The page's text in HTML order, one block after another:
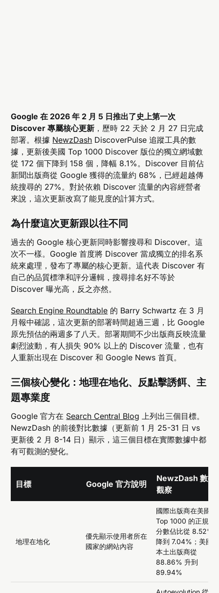
Google 在 2026 年 2 月 5 日推出了史上第一次
Discover 專屬核心更新 ，歷時 22 天於 2 月 27 日完成
部署。根據 NewzDash DiscoverPulse 追蹤工具的數
據，更新後美國 Top 1000 Discover 版位的獨立網域數
從 172 個下降到 158 個，降幅 8.1%。Discover 目前佔
新聞出版商從 Google 獲得的流量約 68%，已經超越傳
統搜尋的 27%。對於依賴 Discover 流量的內容經營者
來說，這次更新改寫了能見度的計算方式。
為什麼這次更新跟以往不同
過去的 Google 核心更新同時影響搜尋和 Discover。這
次不一樣。Google 首度將 Discover 當成獨立的排名系
統來處理，發布了專屬的核心更新。這代表 Discover 有
自己的品質標準和評分邏輯，搜尋排名好不等於
Discover 曝光高，反之亦然。
Search Engine Roundtable 的 Barry Schwartz 在 3 月
月報中確認，這次更新的部署時間超過三週，比 Google
原先預估的兩週多了八天。部署期間不少出版商反映流量
劇烈波動，有人損失 90% 以上的 Discover 流量，也有
人重新出現在 Discover 和 Google News 首頁。
三個核心變化：地理在地化、反點擊誘餌、主
題專業度
Google 官方在 Search Central Blog 上列出三個目標。
NewzDash 的前後對比數據（更新前 1 月 25-31 日 vs
更新後 2 月 8-14 日）顯示，這三個目標在實際數據中都
有可觀測的變化。
目標 Google 官方說明
NewzDash 數據
觀察
地理在地化
優先顯示使用者所在
國家的網站內容
國際出版商在美國
Top 1000 的正規化
分數佔比從 8.52%
降到 7.04%；美國
本土出版商從
88.86% 升到
89.94%